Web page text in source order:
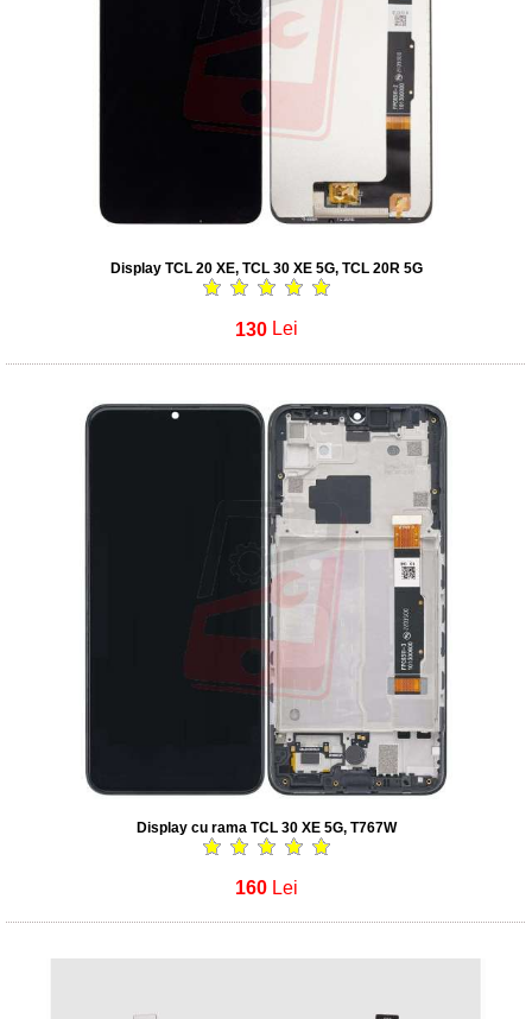
Display TCL 20 XE, TCL 30 XE 5G, TCL 20R 5G
130 Lei
Display cu rama TCL 30 XE 5G, T767W
160 Lei